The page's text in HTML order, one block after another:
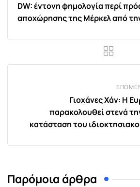
DW: έντονη φημολογία περί
αποχώρησης της Μέρκελ από
Γιοχάνες Χάν: Η
παρακολουθεί στενά
κατάσταση του
Παρόμοια άρθρα